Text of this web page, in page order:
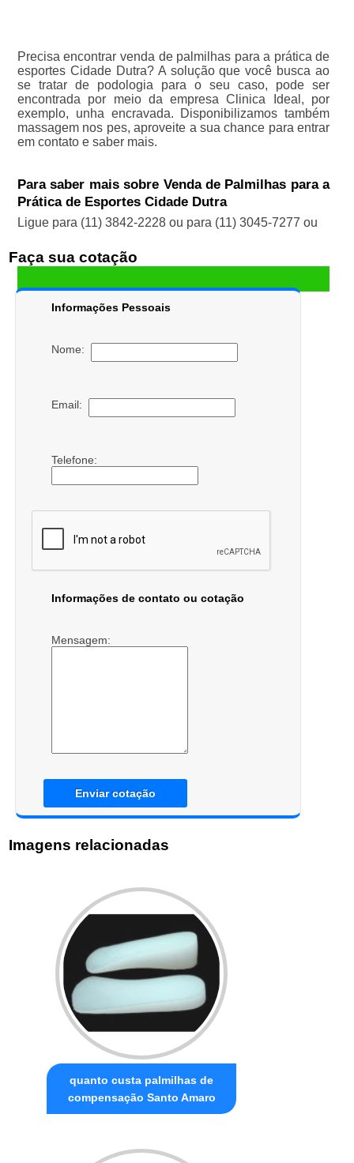
Precisa encontrar venda de palmilhas para a prática de
esportes Cidade Dutra? A solução que você busca ao
se tratar de podologia para o seu caso, pode ser
encontrada por meio da empresa Clinica Ideal, por
exemplo, unha encravada. Disponibilizamos também
massagem nos pes, aproveite a sua chance para entrar
em contato e saber mais.
Para saber mais sobre Venda de Palmilhas para a
Prática de Esportes Cidade Dutra
Ligue para (11) 3842-2228ou para (11) 3045-7277 ou
Faça sua cotação
Informações Pessoais
Nome:
Email:
Telefone:
Informações de contato ou cotação
Mensagem:
Enviar cotação
Imagens relacionadas
quanto custa palmilhas de
compensação Santo Amaro